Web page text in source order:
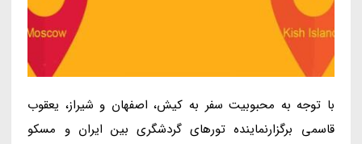
با توجه به محبوبیت سفر به کیش، اصفهان و شیراز، یعقوب
قاسمی برگزارنماینده تورهای گردشگری بین ایران و مسکو